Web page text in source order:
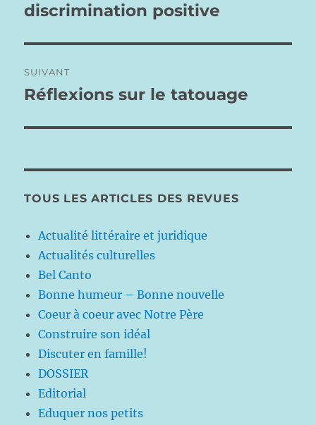
l’article
précédente :
discrimination positive
SUIVANT
Publication
Réflexions sur le tatouage
TOUS LES ARTICLES DES REVUES
Actualité littéraire et juridique
Actualités culturelles
Bel Canto
Bonne humeur – Bonne nouvelle
Coeur à coeur avec Notre Père
Construire son idéal
Discuter en famille!
DOSSIER
Editorial
Eduquer nos petits